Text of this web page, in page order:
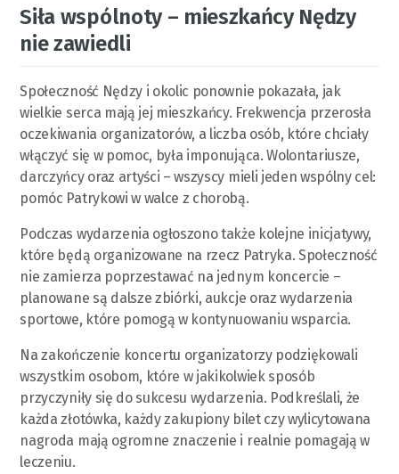
Siła wspólnoty – mieszkańcy Nędzy
nie zawiedli
Społeczność Nędzy i okolic ponownie pokazała, jak
wielkie serca mają jej mieszkańcy. Frekwencja przerosła
oczekiwania organizatorów, a liczba osób, które chciały
włączyć się w pomoc, była imponująca. Wolontariusze,
darczyńcy oraz artyści – wszyscy mieli jeden wspólny cel:
pomóc Patrykowi w walce z chorobą.
Podczas wydarzenia ogłoszono także kolejne inicjatywy,
które będą organizowane na rzecz Patryka. Społeczność
nie zamierza poprzestawać na jednym koncercie –
planowane są dalsze zbiórki, aukcje oraz wydarzenia
sportowe, które pomogą w kontynuowaniu wsparcia.
Na zakończenie koncertu organizatorzy podziękowali
wszystkim osobom, które w jakikolwiek sposób
przyczyniły się do sukcesu wydarzenia. Podkreślali, że
każda złotówka, każdy zakupiony bilet czy wylicytowana
nagroda mają ogromne znaczenie i realnie pomagają w
leczeniu.